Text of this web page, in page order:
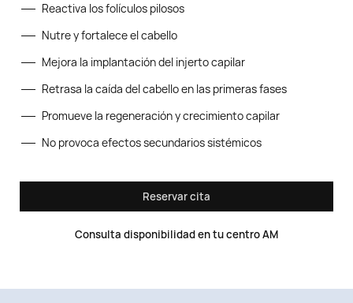
Reactiva los folículos pilosos
Nutre y fortalece el cabello
Mejora la implantación del injerto capilar
Retrasa la caída del cabello en las primeras fases
Promueve la regeneración y crecimiento capilar
No provoca efectos secundarios sistémicos
Reservar cita
Consulta disponibilidad en tu centro AM